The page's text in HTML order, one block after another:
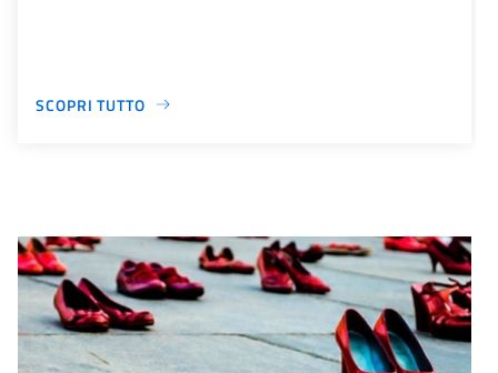
SCOPRI TUTTO